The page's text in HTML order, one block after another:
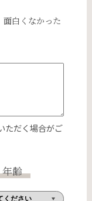
面白くなかった
ただく場合がご
年齢